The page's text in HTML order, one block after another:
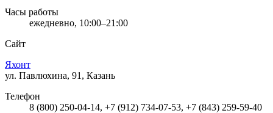
Часы работы
ежедневно, 10:00–21:00
Сайт
Яхонт
ул. Павлюхина, 91, Казань
Телефон
8 (800) 250-04-14, +7 (912) 734-07-53, +7 (843) 259-59-40